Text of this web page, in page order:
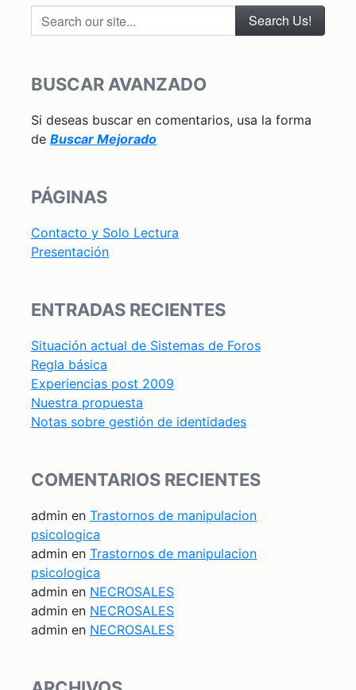
Search our site...
BUSCAR AVANZADO
Si deseas buscar en comentarios, usa la forma
de Buscar Mejorado
PÁGINAS
Contacto y Solo Lectura
Presentación
ENTRADAS RECIENTES
Situación actual de Sistemas de Foros
Regla básica
Experiencias post 2009
Nuestra propuesta
Notas sobre gestión de identidades
COMENTARIOS RECIENTES
admin en Trastornos de manipulacion
psicologica
admin en Trastornos de manipulacion
psicologica
admin en NECROSALES
admin en NECROSALES
admin en NECROSALES